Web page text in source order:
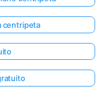
centripeta